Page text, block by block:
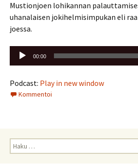
Mustionjoen lohikannan
uhanalaisen jokihelmisimpukan eli
joessa.
Äänitoistin
00:00
Podcast: Play in new window
Kommentoi
Haku: